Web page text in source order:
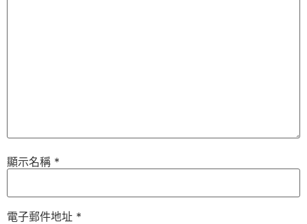
顯示名稱 *
電子郵件地址 *